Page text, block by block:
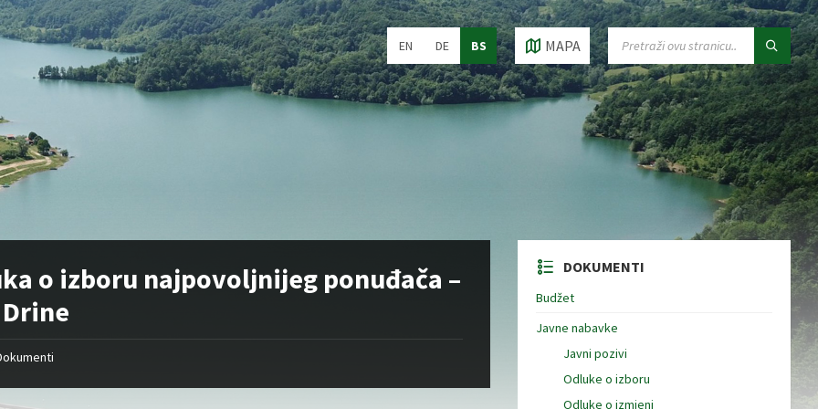
Choose
language:
EN DE BS MAPA
SEARCH:
o izboru najpovoljnijeg ponuđača –
DOKUMENTI
Budžet
Javne nabavke
Javni pozivi
Odluke o izboru
Odluke o izmjeni